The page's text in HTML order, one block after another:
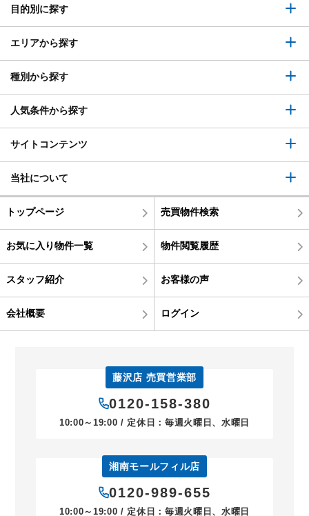
目的別に探す
エリアから探す
種別から探す
人気条件から探す
サイトコンテンツ
当社について
トップページ 売買物件検索
お気に入り物件一覧 物件閲覧履歴
スタッフ紹介 お客様の声
会社概要 ログイン
藤沢店 売買営業部
0120-158-380
10:00～19:00 / 定休日：毎週火曜日、水曜日
湘南モールフィル店
0120-989-655
10:00～19:00 / 定休日：毎週火曜日、水曜日